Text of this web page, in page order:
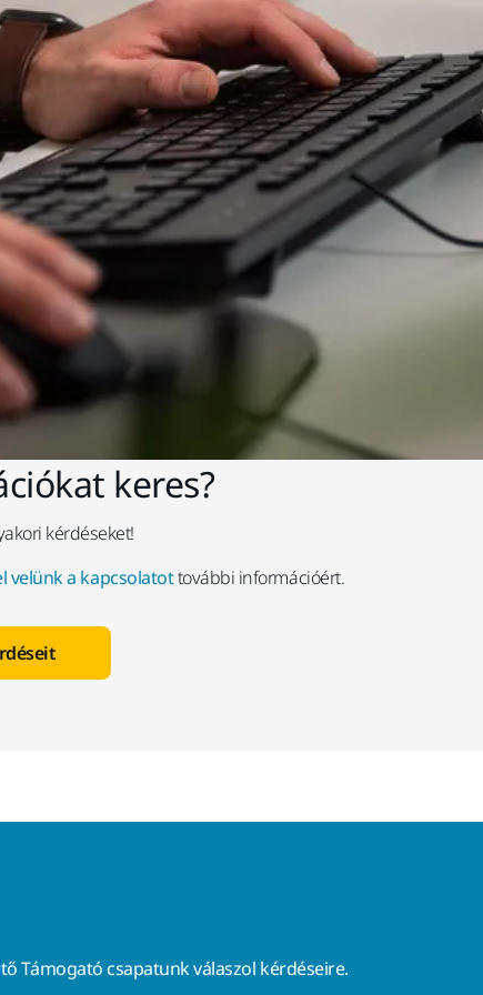
keres?
kérdéseket!
velünk a kapcsolatottovábbi információért.
Támogató csapatunk válaszol kérdéseire.